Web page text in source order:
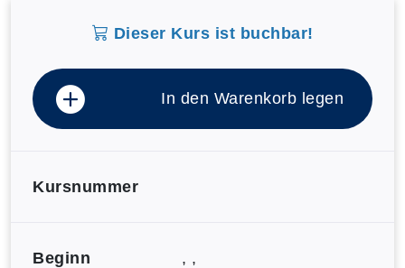
Dieser Kurs ist buchbar!
In den Warenkorb legen
Kursnummer
Beginn
, ,